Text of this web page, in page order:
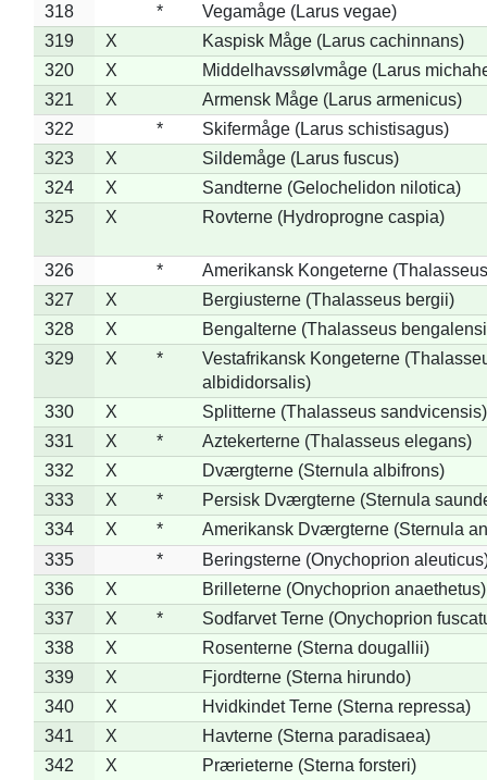
318
*
Vegamåge (Larus vegae)
319
X
Kaspisk Måge (Larus cachinnans)
320
X
Middelhavssølvmåge (Larus
321
X
Armensk Måge (Larus armenicus)
322
*
Skifermåge (Larus schistisagus)
323
X
Sildemåge (Larus fuscus)
324
X
Sandterne (Gelochelidon nilotica)
325
X Rovterne (Hydroprogne caspia)
326 *
Amerikansk Kongeterne
327
X
Bergiusterne (Thalasseus bergii)
328
X
Bengalterne (Thalasseus
329
X *
Vestafrikansk Kongeterne
albididorsalis)
330
X
Splitterne (Thalasseus sandvicensis)
331
X *
Aztekerterne (Thalasseus elegans)
332
X
Dværgterne (Sternula albifrons)
333
X *
Persisk Dværgterne (Sternula
334
X *
Amerikansk Dværgterne (Sternula
335
*
Beringsterne (Onychoprion
336
X
Brilleterne (Onychoprion anaethetus)
337
X *
Sodfarvet Terne (Onychoprion
338
X
Rosenterne (Sterna dougallii)
339
X
Fjordterne (Sterna hirundo)
340
X
Hvidkindet Terne (Sterna repressa)
341
X
Havterne (Sterna paradisaea)
342
X Prærieterne (Sterna forsteri)